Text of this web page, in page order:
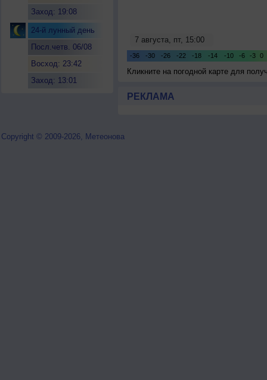
Заход: 19:08
24-й лунный день
Посл.четв. 06/08
Восход: 23:42
Заход: 13:01
Кликните на погодной карте для
РЕКЛАМА
Copyright © 2009-2026, Метеонова